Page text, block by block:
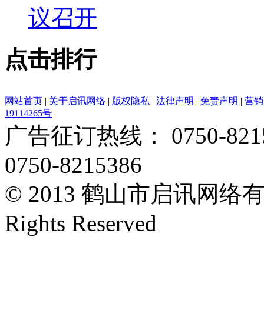
议召开
点击排行
网站首页 | 关于启讯网络 | 版权隐私 | 法律声明 | 免责声明 | 营
19114265号
广告征订热线： 0750-
0750-8215386
© 2013 鹤山市启讯网络
Rights Reserved